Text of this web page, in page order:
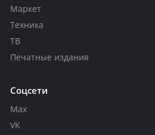
Маркет
Техника
ТВ
Печатные издания
Соцсети
Max
VK